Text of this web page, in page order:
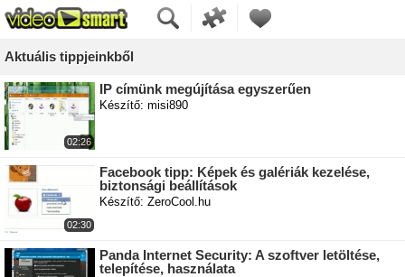
Aktuális tippjeinkből
02:26
IP címünk megújítása egyszerűen
Készítő: misi890
02:30
Facebook tipp: Képek és galériák kezelése,
biztonsági beállítások
Készítő: ZeroCool.hu
Panda Internet Security: A szoftver letöltése,
telepítése, használata